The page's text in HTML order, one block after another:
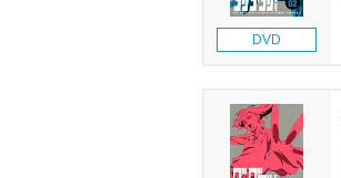
DVD